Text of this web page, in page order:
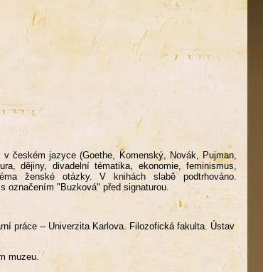
českém jazyce (Goethe, Komenský, Novák, Pujman,
dějiny, divadelní tématika, ekonomie, feminismus,
ženské otázky. V knihách slabě podtrhováno.
označením "Buzková" před signaturou.
práce -- Univerzita Karlova. Filozofická fakulta. Ústav
muzeu.